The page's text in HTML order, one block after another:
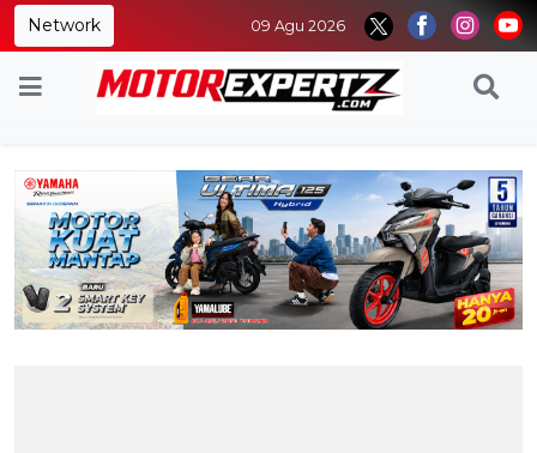
Network 09 Agu 2026